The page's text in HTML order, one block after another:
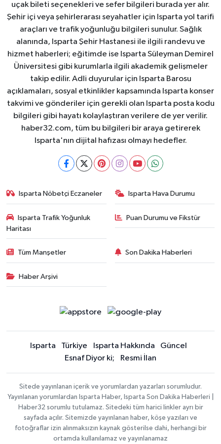
uçak bileti seçenekleri ve sefer bilgileri burada yer alır.
Şehir içi veya şehirlerarası seyahatler için Isparta yol tarifi
araçları ve trafik yoğunluğu bilgileri sunulur. Sağlık
alanında, Isparta Şehir Hastanesi ile ilgili randevu ve
hizmet haberleri; eğitimde ise Isparta Süleyman Demirel
Üniversitesi gibi kurumlarla ilgili akademik gelişmeler
takip edilir. Adli duyurular için Isparta Barosu
açıklamaları, sosyal etkinlikler kapsamında Isparta konser
takvimi ve gönderiler için gerekli olan Isparta posta kodu
bilgileri gibi hayatı kolaylaştıran verilere de yer verilir.
haber32.com, tüm bu bilgileri bir araya getirerek
Isparta'nın dijital hafızası olmayı hedefler.
Isparta Nöbetçi Eczaneler Isparta Hava Durumu
Isparta Trafik Yoğunluk
Haritası
Puan Durumu ve Fikstür
Tüm Manşetler Son Dakika Haberleri
Haber Arşivi
Isparta Türkiye Isparta Hakkında
Güncel
Esnaf Diyor ki;
Resmi İlan
Sitede yayınlanan içerik ve yorumlardan yazarları sorumludur.
Yayınlanan yorumlardan Isparta Haber, Isparta Son Dakika Haberleri |
Haber32 sorumlu tutulamaz. Sitedeki tüm harici linkler ayrı bir
sayfada açılır. Sitemizde yayınlanan haber, köşe yazıları ve
fotoğraflar izin alınmaksızın kaynak gösterilse dahi, herhangi bir
ortamda kullanılamaz ve yayınlanamaz